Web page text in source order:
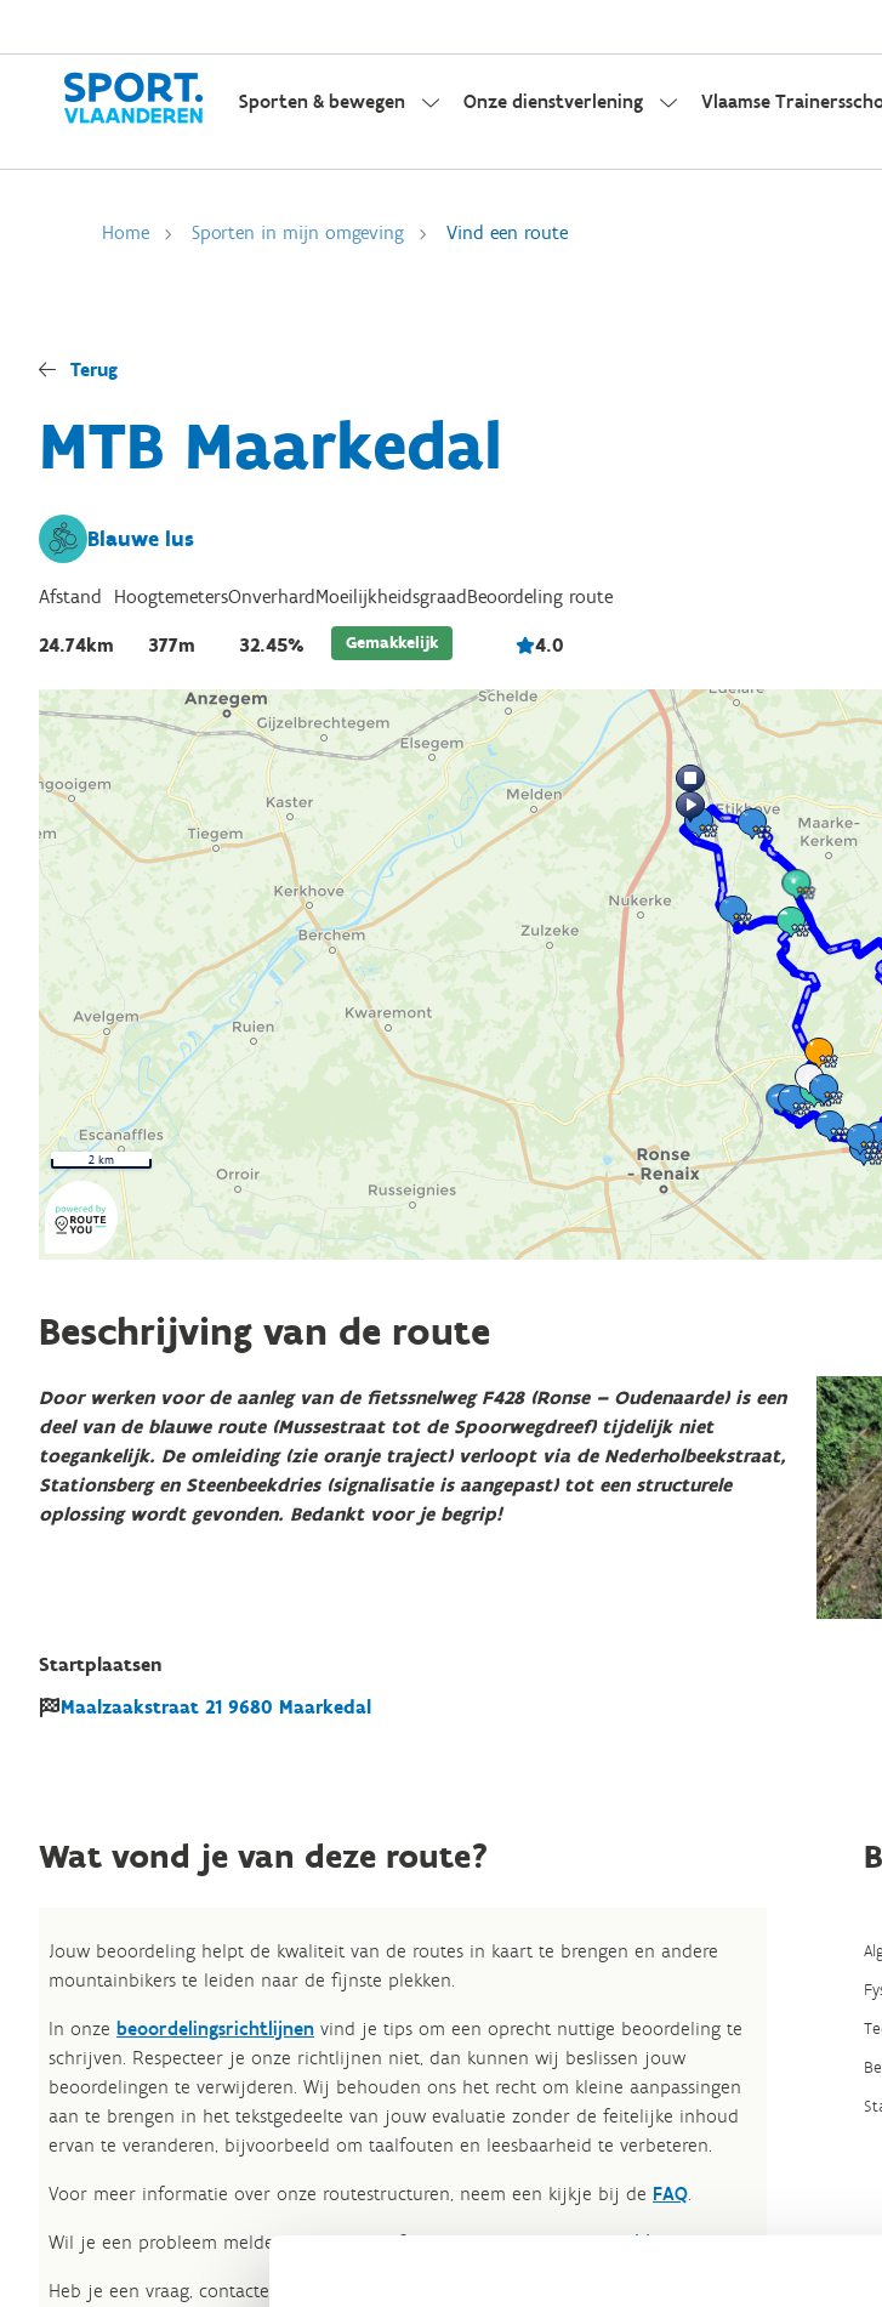
Sporten & bewegen Onze dienstverlening Vlaamse
Home Sporten in mijn omgeving Vind een route
Terug
MTB Maarkedal
Blauwe lus
Afstand
24.74km
Hoogtemeters
377m
Onverhard
32.45%
Moeilijkheidsgraad
Gemakkelijk
Beoordeling route
4.0
2 km
Beschrijving van de route
Door werken voor de aanleg van de fietssnelweg F428 (Ronse – Oudenaarde) is een
deel van de blauwe route (Mussestraat tot de Spoorwegdreef) tijdelijk niet
toegankelijk. De omleiding (zie oranje traject) verloopt via de Nederholbeekstraat,
Stationsberg en Steenbeekdries (signalisatie is aangepast) tot een structurele
oplossing wordt gevonden. Bedankt voor je begrip!
Startplaatsen
Maalzaakstraat 21 9680 Maarkedal
Wat vond je van deze route?
Jouw beoordeling helpt de kwaliteit van de routes in kaart te brengen en andere
mountainbikers te leiden naar de fijnste plekken.
In onze beoordelingsrichtlijnen vind je tips om een oprecht nuttige beoordeling te
schrijven. Respecteer je onze richtlijnen niet, dan kunnen wij beslissen jouw
beoordelingen te verwijderen. Wij behouden ons het recht om kleine aanpassingen
aan te brengen in het tekstgedeelte van jouw evaluatie zonder de feitelijke inhoud
ervan te veranderen, bijvoorbeeld om taalfouten en leesbaarheid te verbeteren.​
Voor meer informatie over onze routestructuren, neem een kijkje bij de FAQ.
Wil je een probleem melden op een route? Ga dan naar het Routemeldpunt
Heb je een vraag, contacteer ons via